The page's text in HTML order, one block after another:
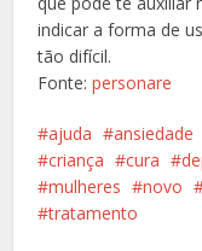
indicar a forma de
tão difícil.
Fonte:personare
ajuda ansiedade
criança
cura
mulheres
novo
tratamento